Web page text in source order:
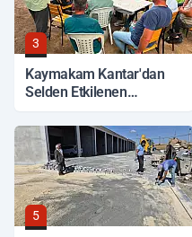
3
Kaymakam Kantar'dan
Selden Etkilenen
5